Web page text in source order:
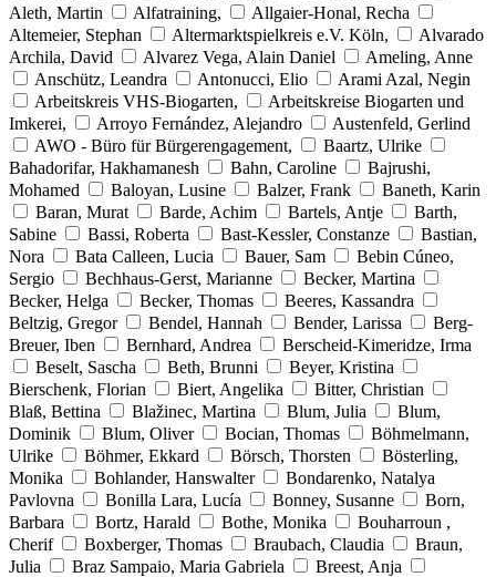
Aleth, Martin
Alfatraining,
Allgaier-Honal, Recha
Altemeier, Stephan
Altermarktspielkreis e.V. Köln,
Alvarado
Archila, David
Alvarez Vega, Alain Daniel
Ameling, Anne
Anschütz, Leandra
Antonucci, Elio
Arami Azal, Negin
Arbeitskreis VHS-Biogarten,
Arbeitskreise Biogarten und
Imkerei,
Arroyo Fernández, Alejandro
Austenfeld, Gerlind
AWO - Büro für Bürgerengagement,
Baartz, Ulrike
Bahadorifar, Hakhamanesh
Bahn, Caroline
Bajrushi,
Mohamed
Baloyan, Lusine Balzer, Frank
Baneth, Karin
Baran, Murat
Barde, Achim Bartels, Antje
Barth,
Sabine
Bassi, Roberta Bast-Kessler, Constanze
Bastian,
Nora
Bata Calleen, Lucia Bauer, Sam
Bebin Cúneo,
Sergio
Bechhaus-Gerst, Marianne
Becker, Martina
Becker, Helga
Becker, Thomas
Beeres, Kassandra
Beltzig, Gregor
Bendel, Hannah Bender, Larissa
Berg-
Breuer, Iben
Bernhard, Andrea
Berscheid-Kimeridze, Irma
Beselt, Sascha
Beth, Brunni
Beyer, Kristina
Bierschenk, Florian
Biert, Angelika
Bitter, Christian
Blaß, Bettina
Blažinec, Martina Blum, Julia
Blum,
Dominik
Blum, Oliver Bocian, Thomas
Böhmelmann,
Ulrike
Böhmer, Ekkard Börsch, Thorsten
Bösterling,
Monika
Bohlander, Hanswalter
Bondarenko, Natalya
Pavlovna
Bonilla Lara, Lucía Bonney, Susanne
Born,
Barbara
Bortz, Harald Bothe, Monika
Bouharroun ,
Cherif
Boxberger, Thomas Braubach, Claudia
Braun,
Julia
Braz Sampaio, Maria Gabriela
Breest, Anja